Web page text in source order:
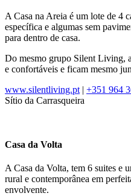
A Casa na Areia é um lote de 4
específica e algumas sem
para dentro de casa.
Do mesmo grupo Silent Living,
e confortáveis e ficam mesmo
www.silentliving.pt | +351 964
Sítio da Carrasqueira
Casa da Volta
A Casa da Volta, tem 6 suites e
rural e contemporânea em
envolvente.